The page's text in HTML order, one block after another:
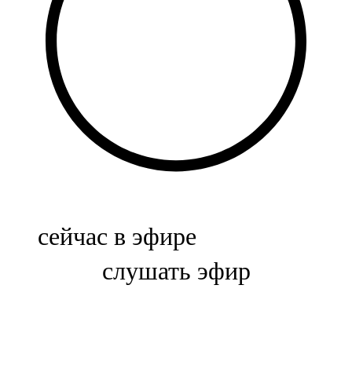
Балык бистәсе
104,9 FM
Баулы
107,5 FM
Биләр
Болгар
сейчас в эфире
слушать эфир